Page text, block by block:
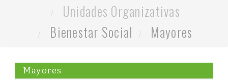
Unidades Organizativas
Bienestar Social
Mayores
Mayores